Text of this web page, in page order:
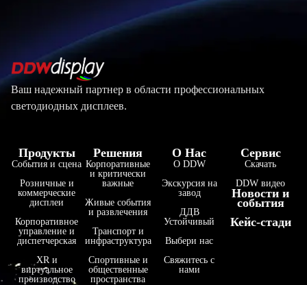
Ваш надежный партнер в области профессиональных
светодиодных дисплеев.
Продукты
События и сцена
Розничные и
коммерческие
дисплеи
Корпоративное
управление и
диспетчерская
XR и
виртуальное
производство
Решения
Корпоративные
и критически
важные
Живые события
и развлечения
Транспорт и
инфраструктура
Спортивные и
общественные
пространства
О Нас
О DDW
Экскурсия на
завод
ДДВ
Устойчивый
Выбери нас
Свяжитесь с
нами
Сервис
Скачать
DDW видео
Новости и
события
Кейс-стади